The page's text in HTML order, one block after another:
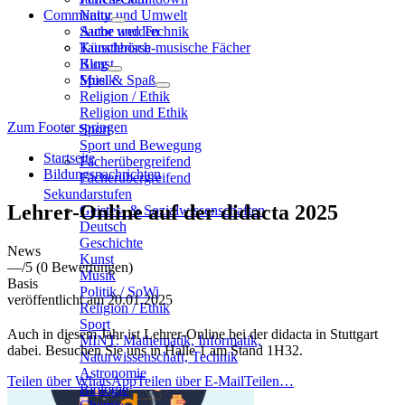
Natur und Umwelt
Sache und Technik
Künstlerisch-musische Fächer
Kunst
Musik
Religion / Ethik
Religion und Ethik
Sport
Sport und Bewegung
Fächerübergreifend
Fächerübergreifend
Sekundarstufen
Geistes- & Sozialwissenschaften
Deutsch
Geschichte
Kunst
Musik
Politik / SoWi
Religion / Ethik
Sport
MINT: Mathematik, Informatik,
Naturwissenschaft, Technik
Astronomie
Biologie
Community
Autor werden
Tauschbörse
Blog
Spiel & Spaß
Zum Footer springen
Startseite
Bildungsnachrichten
Lehrer-Online auf der didacta 2025
News
—/5 (0 Bewertungen)
Basis
veröffentlicht am 20.01.2025
Auch in diesem Jahr ist Lehrer-Online bei der didacta in Stuttgart
dabei. Besuchen Sie uns in Halle 1 am Stand 1H32.
Teilen über WhatsAppTeilen über E-MailTeilen…